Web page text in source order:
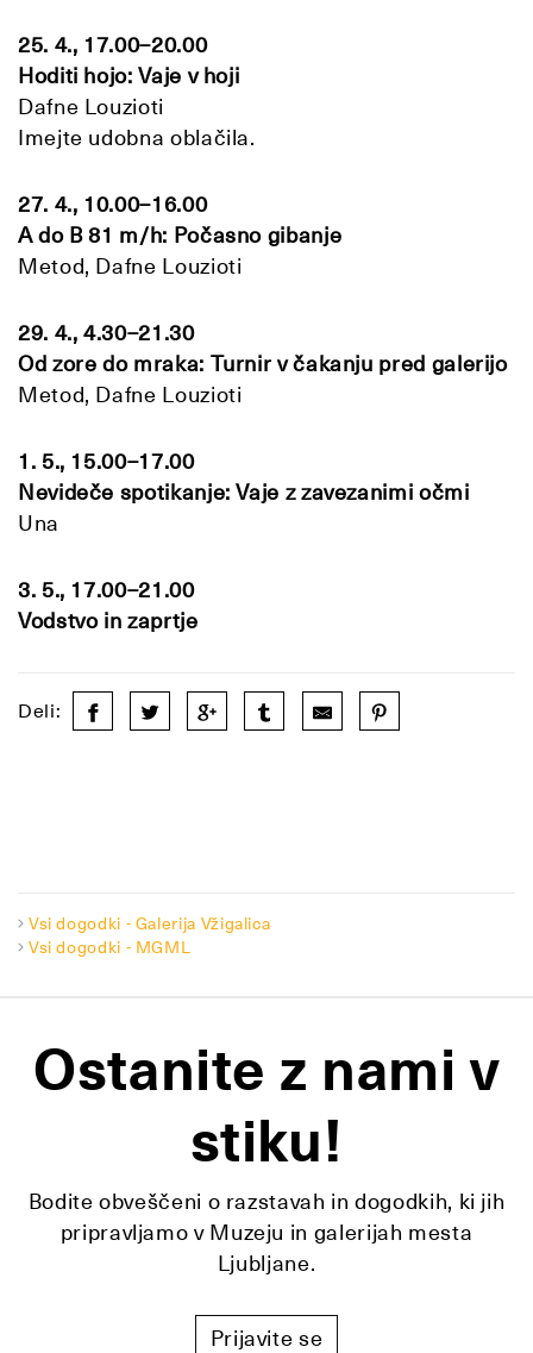
25. 4., 17.00–20.00
Hoditi hojo: Vaje v hoji
Dafne Louzioti
Imejte udobna oblačila.
27. 4., 10.00–16.00
A do B 81 m/h: Počasno gibanje
Metod, Dafne Louzioti
29. 4., 4.30–21.30
Od zore do mraka: Turnir v čakanju pred galerijo
Metod, Dafne Louzioti
1. 5., 15.00–17.00
Nevideče spotikanje: Vaje z zavezanimi očmi
Una
3. 5., 17.00–21.00
Vodstvo in zaprtje
Deli:
Vsi dogodki - Galerija Vžigalica
Vsi dogodki - MGML
Ostanite z nami v
stiku!
Bodite obveščeni o razstavah in dogodkih, ki jih
pripravljamo v Muzeju in galerijah mesta
Ljubljane.
Prijavite se